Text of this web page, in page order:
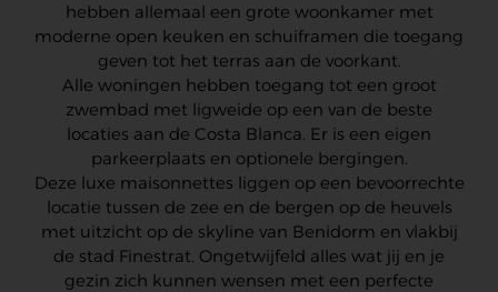
hebben allemaal een grote woonkamer met
moderne open keuken en schuiframen die toegang
geven tot het terras aan de voorkant.
Alle woningen hebben toegang tot een groot
zwembad met ligweide op een van de beste
locaties aan de Costa Blanca. Er is een eigen
parkeerplaats en optionele bergingen.
Deze luxe maisonnettes liggen op een bevoorrechte
locatie tussen de zee en de bergen op de heuvels
met uitzicht op de skyline van Benidorm en vlakbij
de stad Finestrat. Ongetwijfeld alles wat jij en je
gezin zich kunnen wensen met een perfecte